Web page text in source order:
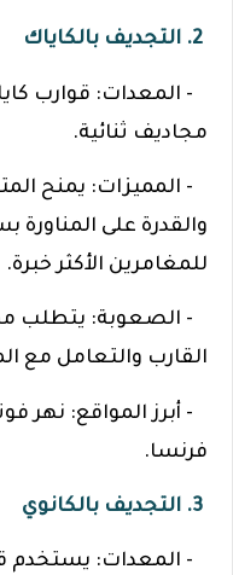
- المعدات: قوارب
مجاديف ثنائية.
- المميزات: يمنح
والقدرة على المناورة
للمغامرين الأكثر خبرة.
- الصعوبة: يتطلب
القارب والتعامل مع
- أبرز المواقع: نهر
فرنسا.
- المعدات: يستخدم